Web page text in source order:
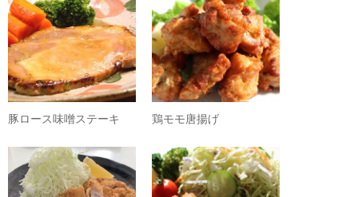
豚ロース味噌ステーキ 鶏モモ唐揚げ